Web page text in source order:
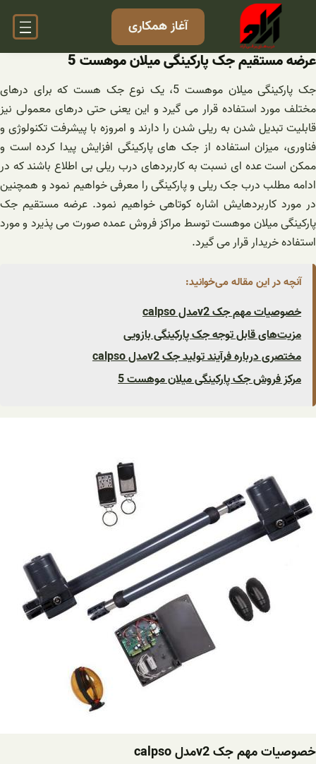
آغاز همکاری
عرضه مستقیم جک پارکینگی میلان موهست 5
جک پارکینگی میلان موهست 5، یک نوع جک هست که برای درهای
مختلف مورد استفاده قرار می گیرد و این یعنی حتی درهای معمولی نیز
قابلیت تبدیل شدن به ریلی شدن را دارند و امروزه با پیشرفت تکنولوژی و
فناوری، میزان استفاده از جک های پارکینگی افزایش پیدا کرده است و
ممکن است عده ای نسبت به کاربردهای درب ریلی بی اطلاع باشند که در
ادامه مطلب درب جک ریلی و پارکینگی را معرفی خواهیم نمود و همچنین
در مورد کاربردهایش اشاره کوتاهی خواهیم نمود. عرضه مستقیم جک
پارکینگی میلان موهست توسط مراکز فروش عمده صورت می پذیرد و مورد
استفاده خریدار قرار می گیرد.
آنچه در این مقاله می‌خوانید:
خصوصیات مهم جک v2مدل calpso
مزیت‌های قابل توجه جک پارکینگی بازویی
مختصری درباره فرآیند تولید جک v2مدل calpso
مرکز فروش جک پارکینگی میلان موهست 5
خصوصیات مهم جک v2مدل calpso